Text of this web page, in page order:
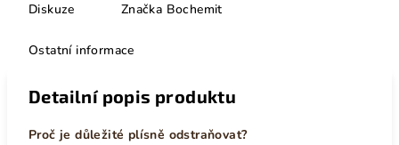
Diskuze Značka Bochemit
Ostatní informace
Detailní popis produktu
Proč je důležité plísně odstraňovat?